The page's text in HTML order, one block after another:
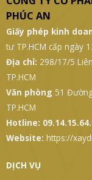
CÔNG TY CỔ
PHÚC AN
Giấy phép kinh
tư TP.HCM cấp ngày
Địa chỉ: 298/17/5
TP.HCM
Văn phòng 51
TP.HCM
Hotline:
Website: https://
DỊCH VỤ